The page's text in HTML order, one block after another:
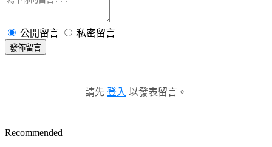
公開留言 私密留言
發佈留言
請先 登入 以發表留言。
Recommended